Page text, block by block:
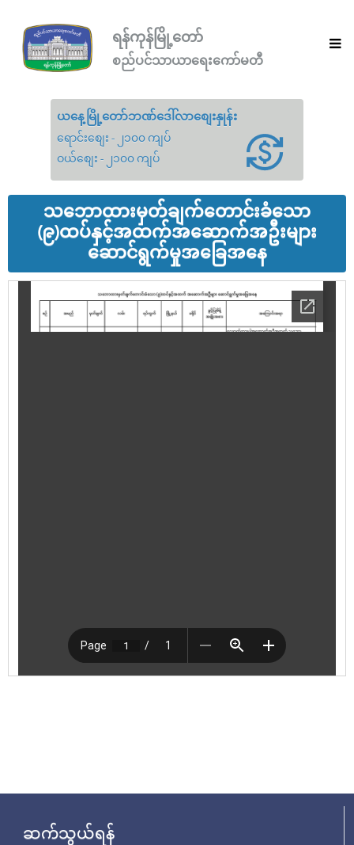
ရန်ကုန်မြို့တော်
စည်ပင်သာယာရေးကော်မတီ
ယနေ့မြို့တော်ဘဏ်ဒေါ်လာစျေးနှုန်း
ရောင်းစျေး - ၂၁၀၀ ကျပ်
ဝယ်စျေး - ၂၁၀၀ ကျပ်
သဘောထားမှတ်ချက်တောင်းခံသော
(၉)ထပ်နှင့်အထက်အဆောက်အဦးများ
ဆောင်ရွက်မှုအခြေအနေ
ဆက်သွယ်ရန်